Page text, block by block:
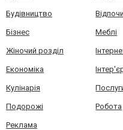
Будівництво
Бізнес Меблі
Жіночий розділ
Економіка
Кулінарія
Подорожі Робота
Реклама